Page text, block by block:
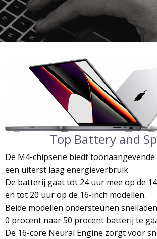
Top Battery and
De M4-chipserie biedt
een uiterst laag energieverbruik
De batterij gaat tot 24 uur mee op de
en tot 20 uur op de 16-inch modellen.
Beide modellen ondersteunen
0 procent naar 50 procent batterij te
De 16-core Neural Engine zorgt voor